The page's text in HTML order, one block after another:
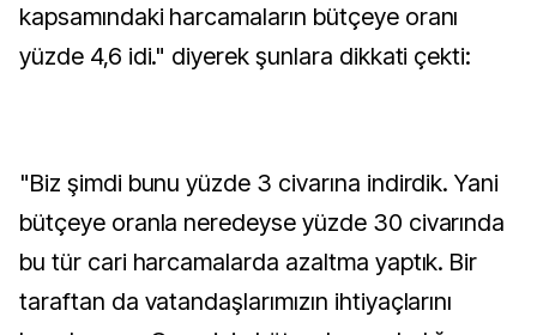
kapsamındaki harcamaların bütçeye oranı
yüzde 4,6 idi." diyerek şunlara dikkati çekti:
"Biz şimdi bunu yüzde 3 civarına indirdik. Yani
bütçeye oranla neredeyse yüzde 30 civarında
bu tür cari harcamalarda azaltma yaptık. Bir
taraftan da vatandaşlarımızın ihtiyaçlarını